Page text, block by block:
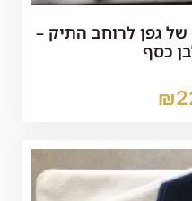
של גפן לרוחב התיק –
כסף
₪